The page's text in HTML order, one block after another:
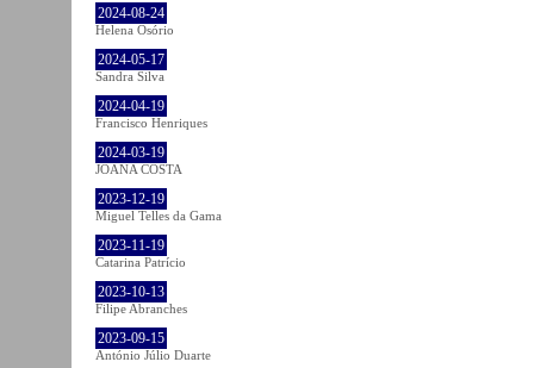
2024-08-24
Helena Osório
2024-05-17
Sandra Silva
2024-04-19
Francisco Henriques
2024-03-19
JOANA COSTA
2023-12-19
Miguel Telles da Gama
2023-11-19
Catarina Patrício
2023-10-13
Filipe Abranches
2023-09-15
António Júlio Duarte